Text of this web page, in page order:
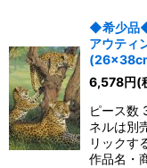
並び順:
◆希少品
アウティ
6,578円(
ピース数
ネルは別
リックす
作品名・